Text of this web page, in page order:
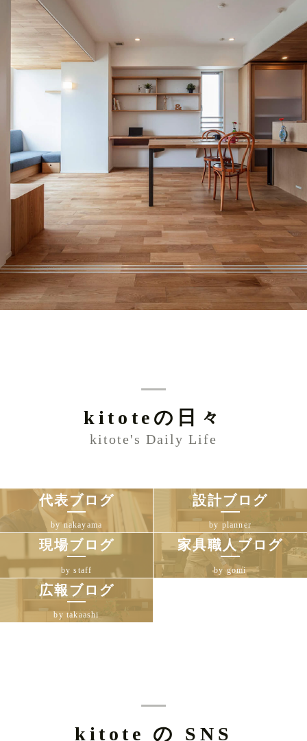
kitoteの日々
kitote's Daily Life
代表ブログ
by nakayama
設計ブログ
by planner
現場ブログ
by staff
家具職人ブログ
by gomi
広報ブログ
by takaashi
kitote の SNS